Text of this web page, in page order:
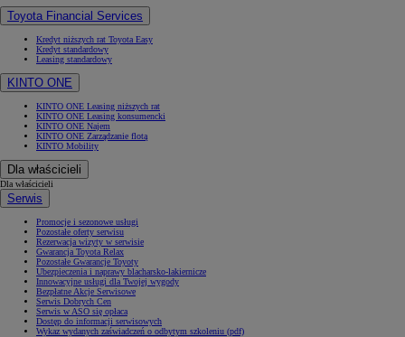
Toyota Financial Services
Kredyt niższych rat Toyota Easy
Kredyt standardowy
Leasing standardowy
KINTO ONE
KINTO ONE Leasing niższych rat
KINTO ONE Leasing konsumencki
KINTO ONE Najem
KINTO ONE Zarządzanie flotą
KINTO Mobility
Dla właścicieli
Dla właścicieli
Serwis
Promocje i sezonowe usługi
Pozostałe oferty serwisu
Rezerwacja wizyty w serwisie
Gwarancja Toyota Relax
Pozostałe Gwarancje Toyoty
Ubezpieczenia i naprawy blacharsko-lakiernicze
Innowacyjne usługi dla Twojej wygody
Bezpłatne Akcje Serwisowe
Serwis Dobrych Cen
Serwis w ASO się opłaca
Dostęp do informacji serwisowych
Wykaz wydanych zaświadczeń o odbytym szkoleniu (pdf)